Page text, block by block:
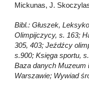
Mickunas, J.
Bibl.: Głuszek,
Olimpijczycy, s. 163;
305, 403; Jeźdźcy
s.900; Księga sportu,
Baza danych Muzeum
Warszawie; Wywiad